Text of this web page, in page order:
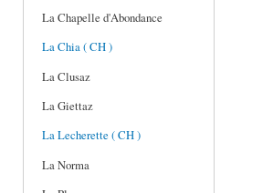
La Chapelle d'Abondance
La Chia ( CH )
La Clusaz
La Giettaz
La Lecherette ( CH )
La Norma